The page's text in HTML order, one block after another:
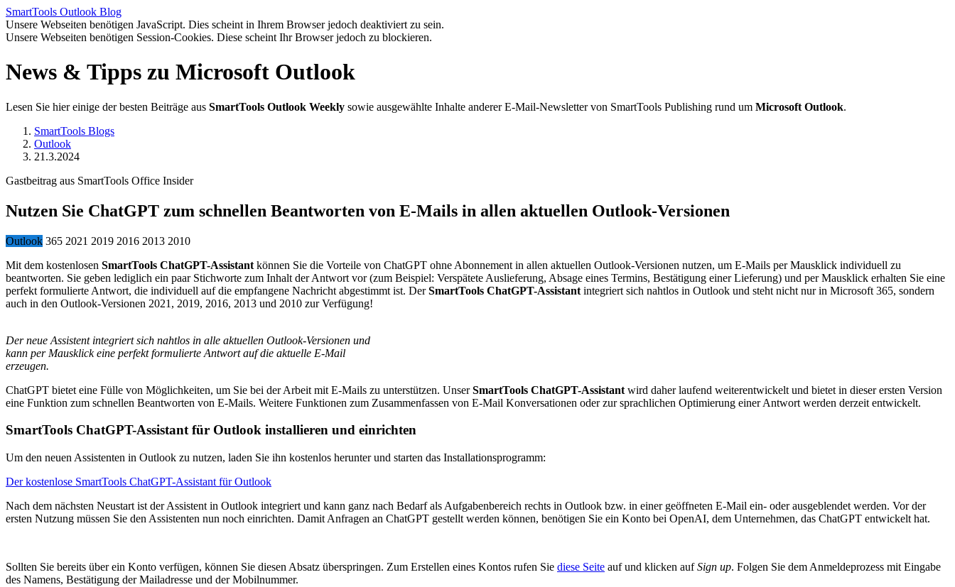
SmartTools Outlook Blog
Unsere Webseiten benötigen JavaScript. Dies scheint in Ihrem Browser jedoch deaktiviert zu sein.
Unsere Webseiten benötigen Session-Cookies. Diese scheint Ihr Browser jedoch zu blockieren.
News & Tipps zu Microsoft Outlook
Lesen Sie hier einige der besten Beiträge aus SmartTools Outlook Weekly sowie ausgewählte Inhalte anderer E-Mail-Newsletter von SmartTools Publishing rund um Microsoft Outlook.
SmartTools Blogs
Outlook
21.3.2024
Gastbeitrag aus SmartTools Office Insider
Nutzen Sie ChatGPT zum schnellen Beantworten von E-Mails in allen aktuellen Outlook-Versionen
Outlook 365 2021 2019 2016 2013 2010
Mit dem kostenlosen SmartTools ChatGPT-Assistant können Sie die Vorteile von ChatGPT ohne Abonnement in allen aktuellen Outlook-Versionen nutzen, um E-Mails per Mausklick individuell zu
beantworten. Sie geben lediglich ein paar Stichworte zum Inhalt der Antwort vor (zum Beispiel: Verspätete Auslieferung, Absage eines Termins, Bestätigung einer Lieferung) und per Mausklick erhalten Sie eine
perfekt formulierte Antwort, die individuell auf die empfangene Nachricht abgestimmt ist. DerSmartTools ChatGPT-Assistant integriert sich nahtlos in Outlook und steht nicht nur in Microsoft 365, sondern
auch in den Outlook-Versionen 2021, 2019, 2016, 2013 und 2010 zur Verfügung!
Der neue Assistent integriert sich nahtlos in alle aktuellen Outlook-Versionen und
kann per Mausklick eine perfekt formulierte Antwort auf die aktuelle E-Mail
erzeugen.
ChatGPT bietet eine Fülle von Möglichkeiten, um Sie bei der Arbeit mit E-Mails zu unterstützen. UnserSmartTools ChatGPT-Assistant wird daher laufend weiterentwickelt und bietet in dieser ersten Version
eine Funktion zum schnellen Beantworten von E-Mails. Weitere Funktionen zum Zusammenfassen von E-Mail Konversationen oder zur sprachlichen Optimierung einer Antwort werden derzeit entwickelt.
SmartTools ChatGPT-Assistant für Outlook installieren und einrichten
Um den neuen Assistenten in Outlook zu nutzen, laden Sie ihn kostenlos herunter und starten das Installationsprogramm:
Der kostenlose SmartTools ChatGPT-Assistant für Outlook
Nach dem nächsten Neustart ist der Assistent in Outlook integriert und kann ganz nach Bedarf als Aufgabenbereich rechts in Outlook bzw. in einer geöffneten E-Mail ein- oder ausgeblendet werden. Vor der
ersten Nutzung müssen Sie den Assistenten nun noch einrichten. Damit Anfragen an ChatGPT gestellt werden können, benötigen Sie ein Konto bei OpenAI, dem Unternehmen, das ChatGPT entwickelt hat.
Sollten Sie bereits über ein Konto verfügen, können Sie diesen Absatz überspringen. Zum Erstellen eines Kontos rufen Sie diese Seite auf und klicken aufSign up. Folgen Sie dem Anmeldeprozess mit Eingabe
des Namens, Bestätigung der Mailadresse und der Mobilnummer.